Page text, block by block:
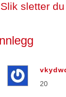
Slik sletter
20